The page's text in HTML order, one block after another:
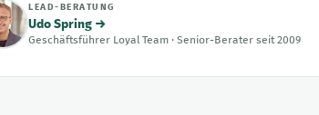
LEAD-BERATUNG
Udo Spring →
Geschäftsführer Loyal Team · Senior-Berater seit 2009